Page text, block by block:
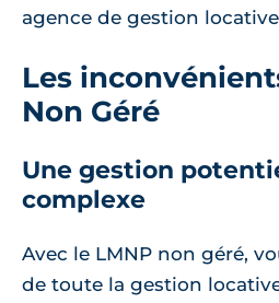
agence de gestion
Les
Non Géré
Une gestion
complexe
Avec le LMNP non géré,
de toute la gestion